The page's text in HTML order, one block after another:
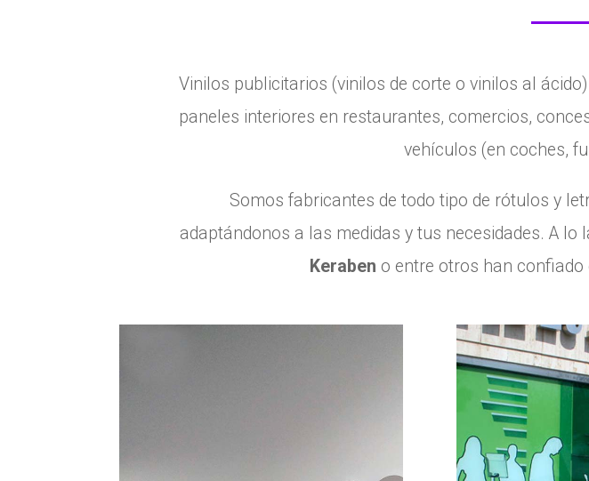
Vinilos publicitarios (vinilos de corte o vinilos al
paneles interiores en restaurantes, comercios,
vehículos (en coches,
Somos fabricantes de todo tipo de rótulos y
adaptándonos a las medidas y tus necesidades. A
Keraben o entre otros han